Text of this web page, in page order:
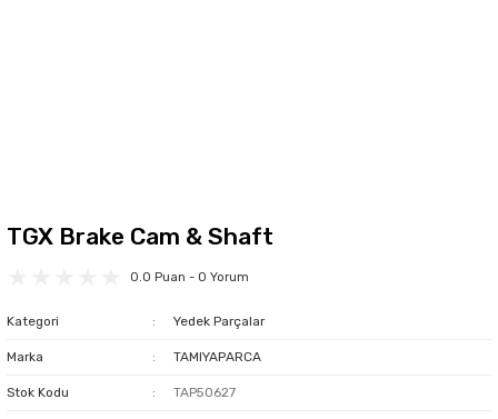
TGX Brake Cam & Shaft
0.0 Puan - 0 Yorum
Kategori Yedek Parçalar
Marka TAMIYAPARCA
Stok Kodu TAP50627